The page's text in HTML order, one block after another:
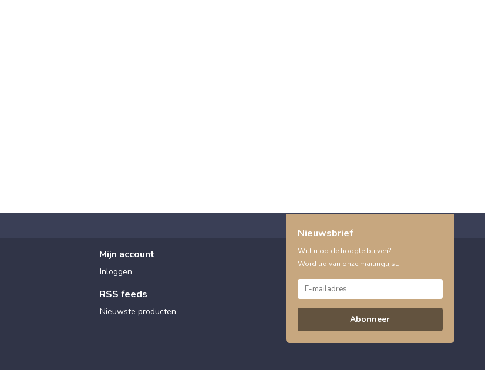
Mijn account
Inloggen
RSS feeds
Nieuwste producten
Nieuwsbrief
Wilt u op de hoogte blijven?
Word lid van onze mailinglijst:
Abonneer